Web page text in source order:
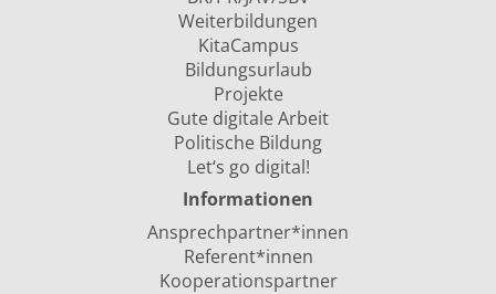
Weiterbildungen
KitaCampus
Bildungsurlaub
Projekte
Gute digitale Arbeit
Politische Bildung
Let‘s go digital!
Informationen
Ansprechpartner*innen
Referent*innen
Kooperationspartner